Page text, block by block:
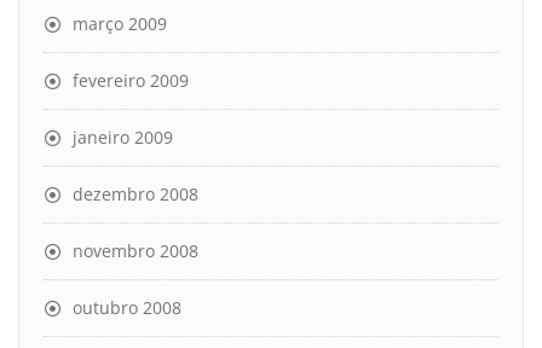
março 2009
fevereiro 2009
janeiro 2009
dezembro 2008
novembro 2008
outubro 2008